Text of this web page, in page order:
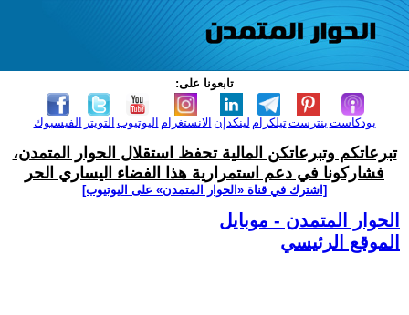
تابعونا على:
الفيسبوك التويتر اليوتيوب الانستغرام لينكدإن تيلكرامبنترست بودكاست
تبرعاتكم وتبرعاتكن المالية تحفظ استقلال الحوار المتمدن،
فشاركونا في دعم استمرارية هذا الفضاء اليساري الحر
[اشترك في قناة ‫«الحوار المتمدن» على اليوتيوب]
الحوار المتمدن - موبايل
الموقع الرئيسي